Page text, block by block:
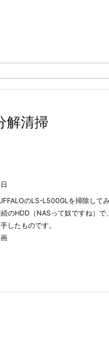
解清掃
のLS-L500GLを掃除してみ
のHDD（NASって奴ですね）で
したものです。